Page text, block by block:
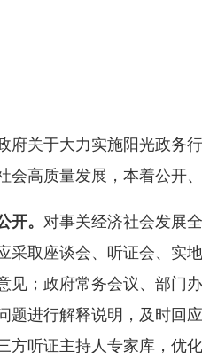
关于大力实施阳光政务行
会高质量发展，本着公开
开。 对事关经济社会发展
采取座谈会、听证会、实
见；政府常务会议、部门
题进行解释说明，及时回
方听证主持人专家库，优